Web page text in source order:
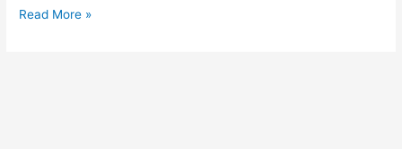
Read More »